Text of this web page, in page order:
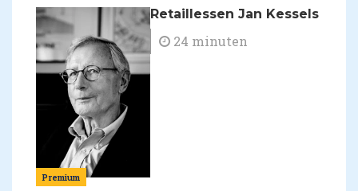
Premium
Retaillessen Jan Kessels
24 minuten